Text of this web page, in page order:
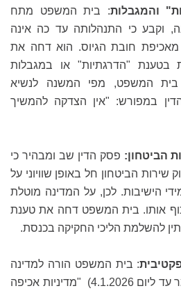
והמגבלות: בית המשפט מתח
וקבע כי התנהלותה עד כה אינה
חובת הגיוס. הוא דחה את
בטענת "הדרגתיות" או במגבלות
בית המשפט, מפי המשנה לנשיא
במפורש: "אין הצדקה להמשיך
הביטחון: פסק הדין שב ומבהיר כי
הביטחון חל באופן שוויוני על
הישיבות. לכן, על המדינה מוטלת
אותו. בית המשפט דחה את טענת
להשלמת הליכי החקיקה בכנסת.
: בית המשפט הורה למדינה
לגבש בתוך 45 ימים (כלומר עד ליום 4.1.2026) "מדיניות אכיפה